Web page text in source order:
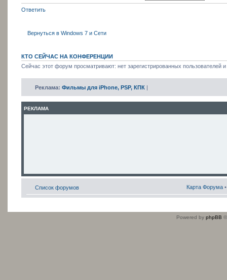
Ответить
Вернуться в Windows 7 и Сети
КТО СЕЙЧАС НА КОНФЕРЕНЦИИ
Сейчас этот форум просматривают: нет зарегистрированных пользователей и
Реклама: Фильмы для iPhone, PSP, КПК |
РЕКЛАМА
Список форумов Карта Форума
Powered by phpBB